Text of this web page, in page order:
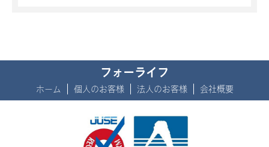
フォーライフ
ホーム 個人のお客様 法人のお客様 会社概要